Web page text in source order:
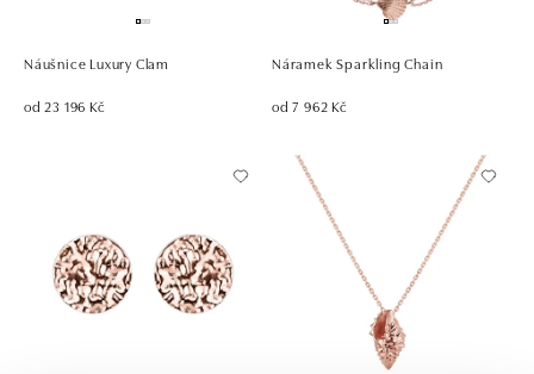
Náušnice Luxury Clam
od 23 196 Kč
Náramek Sparkling Chain
od 7 962 Kč